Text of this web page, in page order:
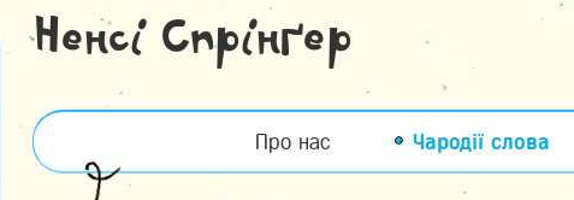
Ненсі Спрінґер
Про нас Чародії слова